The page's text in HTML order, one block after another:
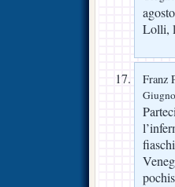
Lolli,
Franz